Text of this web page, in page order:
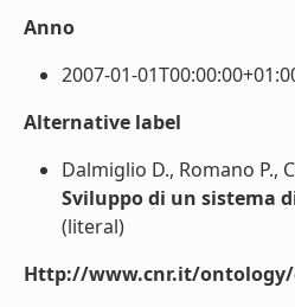
Anno
2007-01-
Alternative label
Dalmiglio D., Romano P.,
Sviluppo di un sistema
(literal)
Http://www.cnr.it/